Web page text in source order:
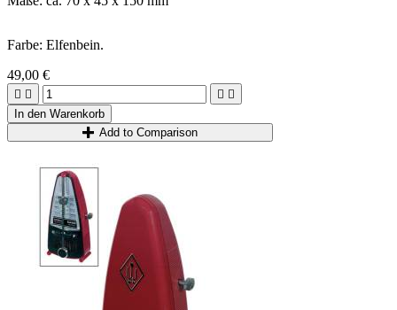
Farbe: Elfenbein.
49,00 €
   
In den Warenkorb
Add to Comparison